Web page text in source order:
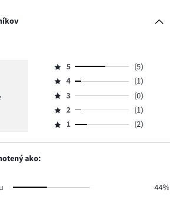
Hodnotenie
5,
počet
hlasov
5.
5
(5)
Hodnotenie
4,
počet
hlasov
4
(1)
Hodnotenie
3,
počet
3
(0)
Hodnotenie
2,
2
(1)
Hodnotenie
1,
1 (2)
ako:
44%